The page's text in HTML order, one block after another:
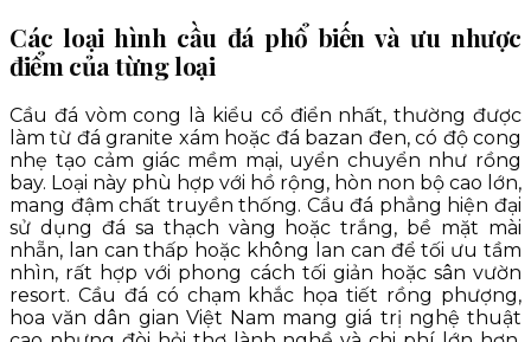
Các loại hình cầu đá phổ biến và ưu nhược
điểm của từng loại
Cầu đá vòm cong là kiểu cổ điển nhất, thường được
làm từ đá granite xám hoặc đá bazan đen, có độ cong
nhẹ tạo cảm giác mềm mại, uyển chuyển như rồng
bay. Loại này phù hợp với hồ rộng, hòn non bộ cao lớn,
mang đậm chất truyền thống. Cầu đá phẳng hiện đại
sử dụng đá sa thạch vàng hoặc trắng, bề mặt mài
nhẵn, lan can thấp hoặc không lan can để tối ưu tầm
nhìn, rất hợp với phong cách tối giản hoặc sân vườn
resort. Cầu đá có chạm khắc họa tiết rồng phượng,
hoa văn dân gian Việt Nam mang giá trị nghệ thuật